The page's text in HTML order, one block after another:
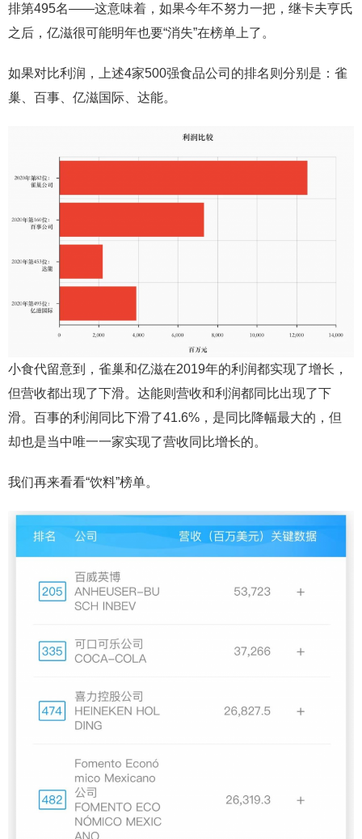
排第495名——这意味着，如果今年不努力一把，继卡夫亨氏
之后，亿滋很可能明年也要“消失”在榜单上了。
如果对比利润，上述4家500强食品公司的排名则分别是：雀
巢、百事、亿滋国际、达能。
小食代留意到，雀巢和亿滋在2019年的利润都实现了增长，
但营收都出现了下滑。达能则营收和利润都同比出现了下
滑。百事的利润同比下滑了41.6%，是同比降幅最大的，但
却也是当中唯一一家实现了营收同比增长的。
我们再来看看“饮料”榜单。